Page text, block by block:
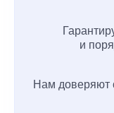
и
Нам доверяют